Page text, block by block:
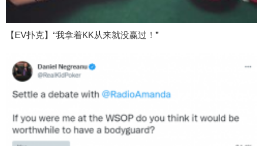
【EV扑克】“我拿着KK从来就没赢过！”